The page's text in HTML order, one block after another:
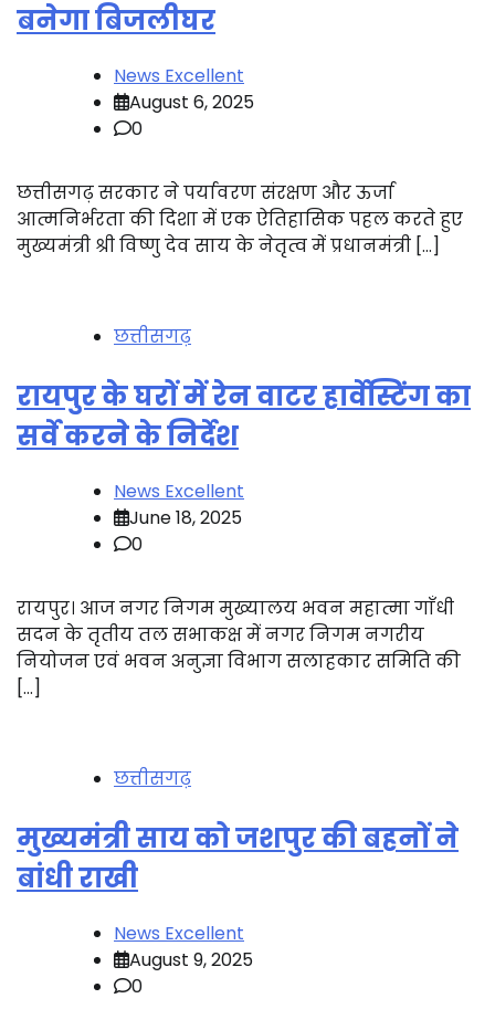
बनेगा बिजलीघर
News Excellent
August 6, 2025
0
छत्तीसगढ़ सरकार ने पर्यावरण संरक्षण और ऊर्जा
आत्मनिर्भरता की दिशा में एक ऐतिहासिक पहल करते हुए
मुख्यमंत्री श्री विष्णु देव साय के नेतृत्व में प्रधानमंत्री […]
छत्तीसगढ़
रायपुर के घरों में रेन वाटर हार्वेस्टिंग का
सर्वे करने के निर्देश
News Excellent
June 18, 2025
0
रायपुर। आज नगर निगम मुख्यालय भवन महात्मा गाँधी
सदन के तृतीय तल सभाकक्ष में नगर निगम नगरीय
नियोजन एवं भवन अनुज्ञा विभाग सलाहकार समिति की
[…]
छत्तीसगढ़
मुख्यमंत्री साय को जशपुर की बहनों ने
बांधी राखी
News Excellent
August 9, 2025
0